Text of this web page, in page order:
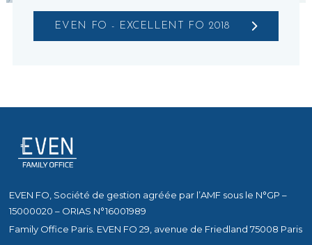
EVEN FO - EXCELLENT FO 2018
EVEN FO, Société de gestion agréée par l’AMF sous le N°GP –
15000020 – ORIAS N°16001989
Family Office Paris. EVEN FO 29, avenue de Friedland 75008 Paris